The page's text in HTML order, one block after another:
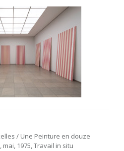
/ Une Peinture en douze
1975, Travail in situ